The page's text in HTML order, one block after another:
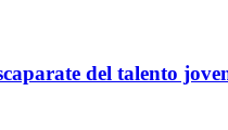
del talento